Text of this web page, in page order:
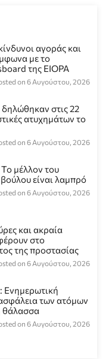
αγοράς και
με το
της EIOPA
on 6 Αυγούστου, 2026
στις 22
ατυχημάτων το
on 6 Αυγούστου, 2026
μέλλον του
είναι λαμπρό
on 6 Αυγούστου, 2026
και ακραία
στο
της προστασίας
on 6 Αυγούστου, 2026
των ατόμων
θάλασσα
on 6 Αυγούστου, 2026